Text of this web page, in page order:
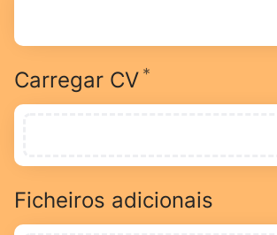
Carregar CV *
Ficheiros adicionais